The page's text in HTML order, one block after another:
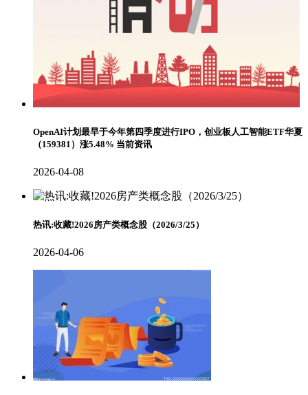
OpenAI计划最早于今年第四季度进行IPO，创业板人工智能ETF华夏
（159381）涨5.48% 当前资讯
2026-04-08
热讯:收藏!2026房产类概念股（2026/3/25）
2026-04-06